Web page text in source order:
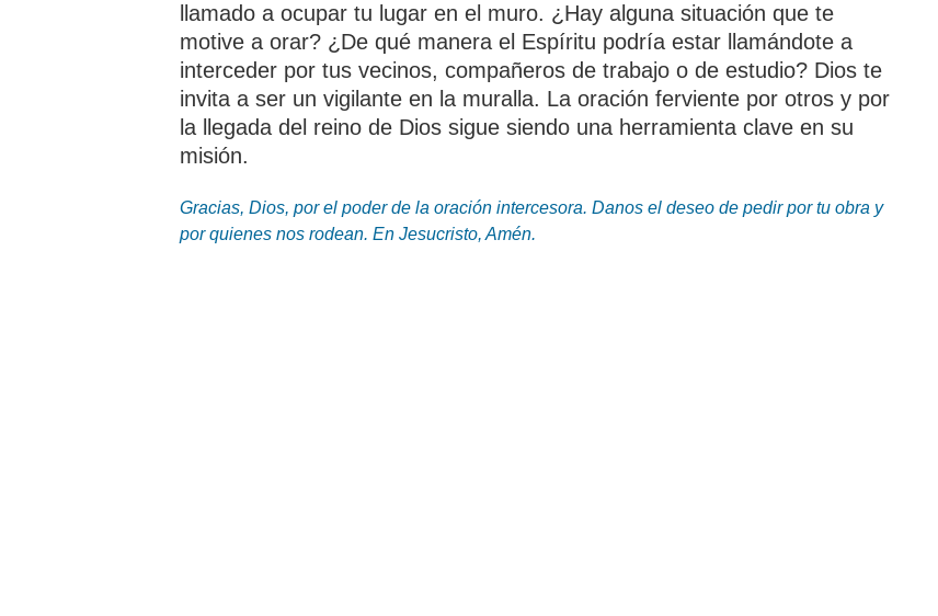
llamado a ocupar tu lugar en el muro. ¿Hay alguna situación que te
motive a orar? ¿De qué manera el Espíritu podría estar llamándote a
interceder por tus vecinos, compañeros de trabajo o de estudio? Dios te
invita a ser un vigilante en la muralla. La oración ferviente por otros y por
la llegada del reino de Dios sigue siendo una herramienta clave en su
misión.
Gracias, Dios, por el poder de la oración intercesora. Danos el deseo de pedir por tu obra y
por quienes nos rodean. En Jesucristo, Amén.